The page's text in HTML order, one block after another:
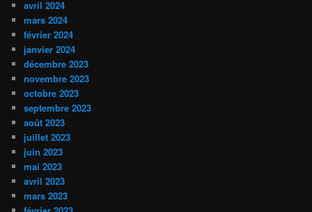
avril 2024
mars 2024
février 2024
janvier 2024
décembre 2023
novembre 2023
octobre 2023
septembre 2023
août 2023
juillet 2023
juin 2023
mai 2023
avril 2023
mars 2023